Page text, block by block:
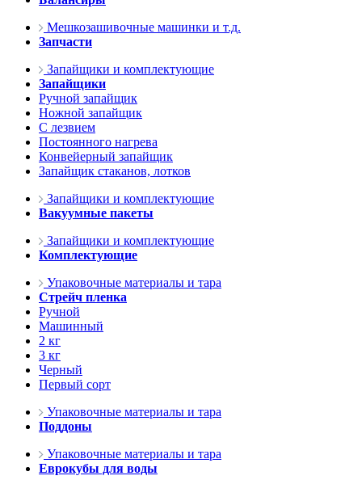
Мешкозашивочные машинки и т.д.
Запчасти
Запайщики и комплектующие
Запайщики
Ручной запайщик
Ножной запайщик
С лезвием
Постоянного нагрева
Конвейерный запайщик
Запайщик стаканов, лотков
Запайщики и комплектующие
Вакуумные пакеты
Запайщики и комплектующие
Комплектующие
Упаковочные материалы и тара
Стрейч пленка
Ручной
Машинный
2 кг
3 кг
Черный
Первый сорт
Упаковочные материалы и тара
Поддоны
Упаковочные материалы и тара
Еврокубы для воды